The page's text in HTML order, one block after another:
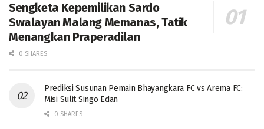
Sengketa Kepemilikan Sardo
Swalayan Malang Memanas, Tatik
Menangkan Praperadilan
0 SHARES
Prediksi Susunan Pemain Bhayangkara FC vs Arema FC:
Misi Sulit Singo Edan
0 SHARES